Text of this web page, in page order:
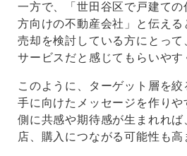
一方で、「世田谷区で戸建て
方向けの不動産会社」と伝え
売却を検討している方にとって
サービスだと感じてもらいやす
このように、ターゲット層を
手に向けたメッセージを作り
側に共感や期待感が生まれれ
店、購入につながる可能性も高